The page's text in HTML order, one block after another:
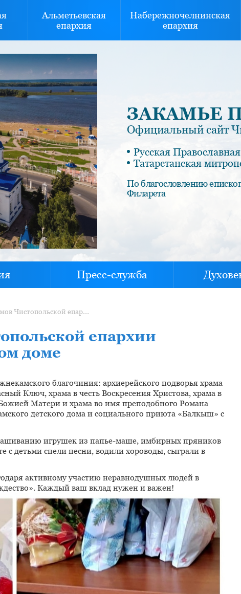
Альметьевская
епархия
Набережночелнинская
епархия
ЗАКАМЬЕ
Официальный сайт
Русская
Татарстанская
По благословлению
Филарета
Пресс-служба
Прихожане храмов Чистопольской епархии навестили ребят в детском доме
епархии
доме
благочиния: архиерейского подворья храма
Ключ, храма в честь Воскресения Христова, храма в
Матери и храма во имя преподобного Романа
детского дома и социального приюта «Балкыш» с
игрушек из папье-маше, имбирных пряников
с детьми спели песни, водили хороводы, сыграли в
активному участию неравнодушных людей в
Каждый ваш вклад нужен и важен!